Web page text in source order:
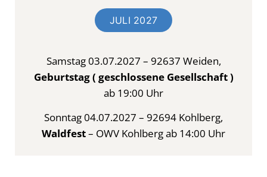
JULI 2027
Samstag 03.07.2027 – 92637 Weiden,
Geburtstag ( geschlossene Gesellschaft )
ab 19:00 Uhr
Sonntag 04.07.2027 – 92694 Kohlberg,
Waldfest– OWV Kohlberg ab 14:00 Uhr